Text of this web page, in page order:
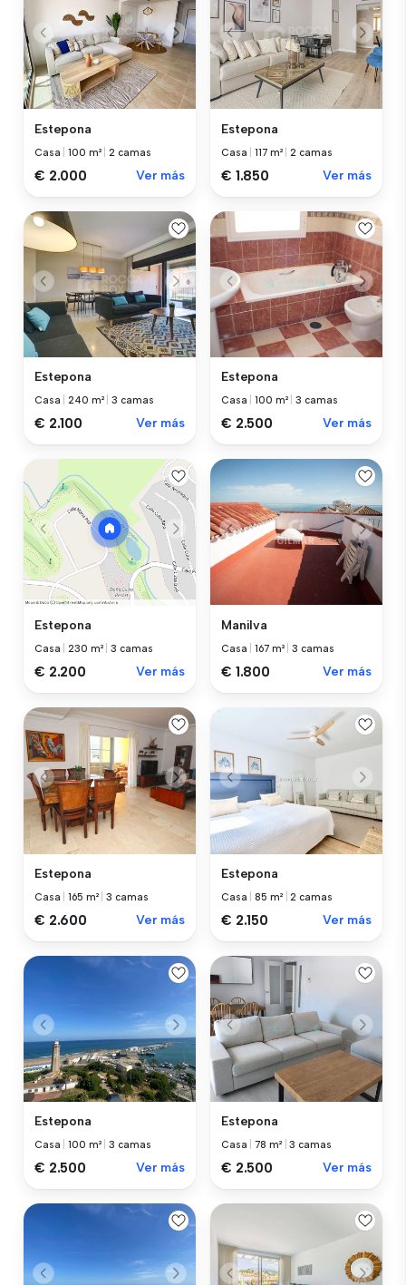
Estepona
Casa |100 m² |2 camas
€ 2.000 Ver más
Estepona
Casa |117 m² |2 camas
€ 1.850 Ver más
Estepona
Casa |240 m² |3 camas
€ 2.100 Ver más
Estepona
Casa |100 m² |3 camas
€ 2.500 Ver más
Estepona
Casa |230 m² |3 camas
€ 2.200 Ver más
Manilva
Casa |167 m² |3 camas
€ 1.800 Ver más
Estepona
Casa |165 m² |3 camas
€ 2.600 Ver más
Estepona
Casa |85 m² |2 camas
€ 2.150 Ver más
Estepona
Casa |100 m² |3 camas
€ 2.500 Ver más
Estepona
Casa |78 m² |3 camas
€ 2.500 Ver más